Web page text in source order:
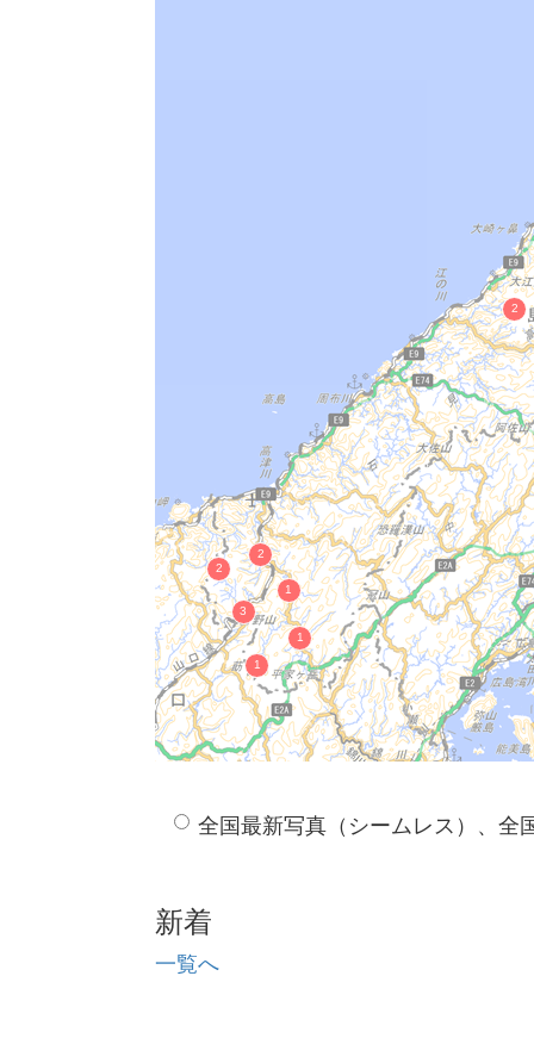
全国最新写真（シームレス）、全
新着
一覧へ